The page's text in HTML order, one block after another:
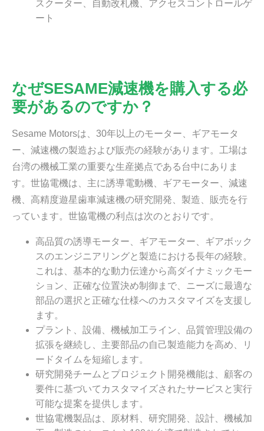
スクーター、自動改札機、アクセスコントロールゲ
ート
なぜSESAME減速機を購入する必
要があるのですか？
Sesame Motorsは、30年以上のモーター、ギアモータ
ー、減速機の製造および販売の経験があります。工場は
台湾の機械工業の重要な生産拠点である台中にありま
す。世協電機は、主に誘導電動機、ギアモーター、減速
機、高精度遊星歯車減速機の研究開発、製造、販売を行
っています。世協電機の利点は次のとおりです。
高品質の誘導モーター、ギアモーター、ギアボック
スのエンジニアリングと製造における長年の経験。
これは、基本的な動力伝達から高ダイナミックモー
ション、正確な位置決め制御まで、ニーズに最適な
部品の選択と正確な仕様へのカスタマイズを支援し
ます。
プラント、設備、機械加工ライン、品質管理設備の
拡張を継続し、主要部品の自己製造能力を高め、リ
ードタイムを短縮します。
研究開発チームとプロジェクト開発機能は、顧客の
要件に基づいてカスタマイズされたサービスと実行
可能な提案を提供します。
世協電機製品は、原材料、研究開発、設計、機械加